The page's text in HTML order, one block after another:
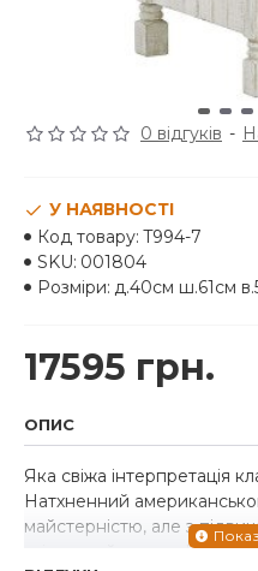
0 відгуків -
17595 грн.
У НАЯВНОСТІ
Код товару: T994-7
SKU: 001804
Розміри: д.40см ш.61см
ОПИС
Яка свіжа інтерпретація
Натхненний
майстерністю, але з
стільцевий столик